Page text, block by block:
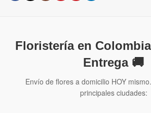
Floristería en
Entrega 🚚
Envío de flores a domicilio HOY
principales ciudades: